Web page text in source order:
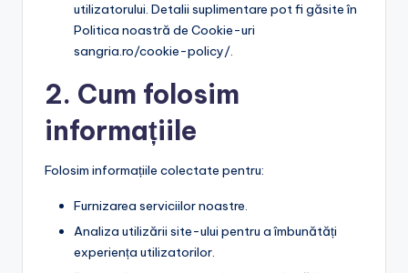
utilizatorului. Detalii suplimentare pot fi găsite în
Politica noastră de Cookie-uri
sangria.ro/cookie-policy/.
2. Cum folosim
informațiile
Folosim informațiile colectate pentru:
Furnizarea serviciilor noastre.
Analiza utilizării site-ului pentru a îmbunătăți
experiența utilizatorilor.